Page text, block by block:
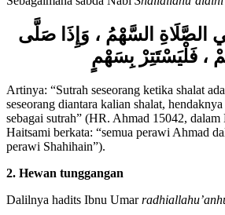
Sebagaimana sabda Nabi
الصَّلَاةِ السَّهْمُ ، وَإِذَا صَلَّى
، فَلْيَسْتَتِرْ بِسَهْمٍ
Artinya: “Sutrah seseorang ketika shalat
seseorang diantara kalian shalat, hendaknya
sebagai sutrah” (HR. Ahmad 15042, dalam
Haitsami berkata: “semua perawi Ahmad